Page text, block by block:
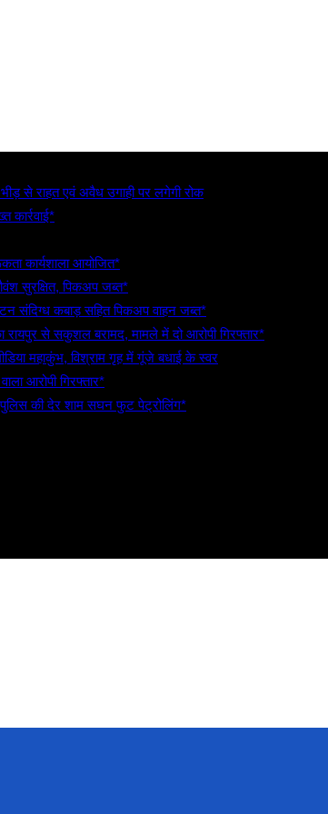
से राहत एवं अवैध उगाही पर लगेगी रोक
कार्रवाई*
कार्यशाला आयोजित*
सुरक्षित, पिकअप जब्त*
संदिग्ध कबाड़ सहित पिकअप वाहन जब्त*
से सकुशल बरामद, मामले में दो आरोपी गिरफ्तार*
महाकुंभ, विश्राम गृह में गूंजे बधाई के स्वर
आरोपी गिरफ्तार*
पुलिस की देर शाम सघन फुट पेट्रोलिंग*